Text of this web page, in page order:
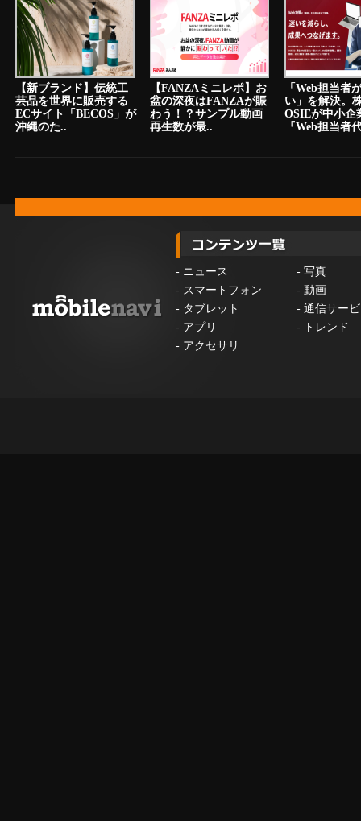
【新ブランド】伝統工
芸品を世界に販売する
ECサイト「BECOS」が
沖縄のた..
【FANZAミニレポ】お
盆の深夜はFANZAが賑
わう！？サンプル動画
再生数が最..
「Web担当者
い」を解決。
OSIEが中小企
『Web担当者
- ニュース - 写真
- スマートフォン - 動画
- タブレット - 通信サー
- アプリ -
トレンド
- アクセサリ